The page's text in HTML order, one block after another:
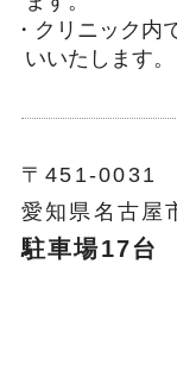
・クリニック内
いいたします。
〒451-0031
愛知県名古屋
駐車場17台